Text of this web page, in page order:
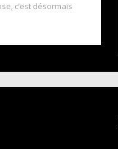
c’est désormais